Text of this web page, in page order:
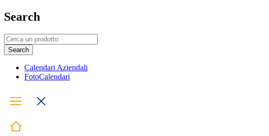
Search
Calendari Aziendali
FotoCalendari